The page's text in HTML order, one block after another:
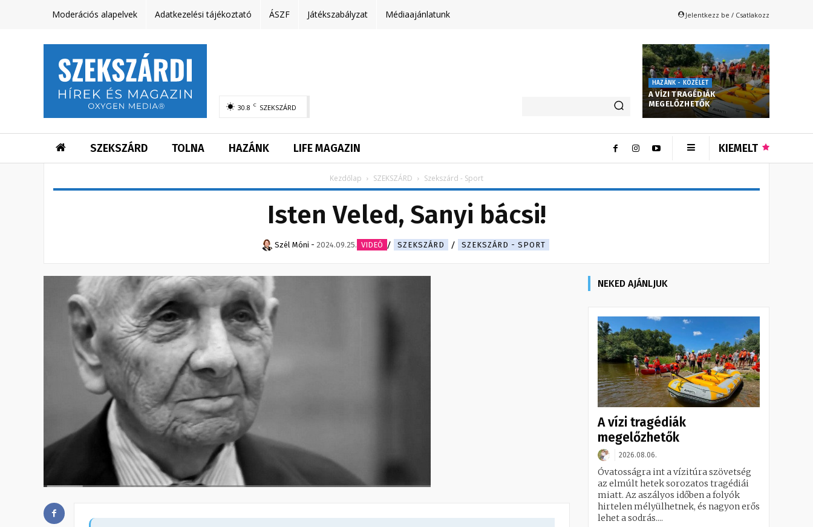
Moderációs alapelvek Adatkezelési tájékoztató ÁSZF Játékszabályzat Médiaajánlatunk Jelentkezz be / Csatlakozz
30.8 C SZEKSZÁRD
HAZÁNK - KÖZÉLET
A VÍZI TRAGÉDIÁK
MEGELŐZHETŐK
SZEKSZÁRD TOLNA HAZÁNK LIFE MAGAZIN KIEMELT
Kezdőlap SZEKSZÁRD Szekszárd - Sport
Isten Veled, Sanyi bácsi!
Szél Móni - 2024.09.25. VIDEÓ SZEKSZÁRD SZEKSZÁRD - SPORT
NEKED AJÁNLJUK
A vízi tragédiák
megelőzhetők
2026.08.06.
Óvatosságra int a vízitúra szövetség
az elmúlt hetek sorozatos tragédiái
miatt. Az aszályos időben a folyók
hirtelen mélyülhetnek, és nagyon erős
lehet a sodrás....